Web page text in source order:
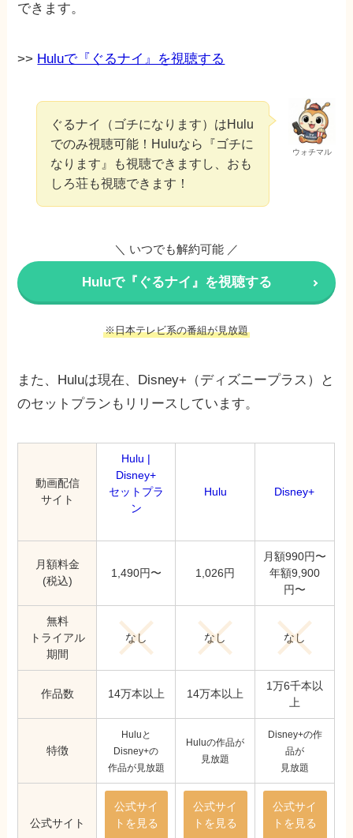
できます。
>> Huluで『ぐるナイ』を視聴する
ウォチマル
ぐるナイ（ゴチになります）はHulu
でのみ視聴可能！Huluなら『ゴチに
なります』も視聴できますし、おも
しろ荘も視聴できます！
＼ いつでも解約可能 ／
Huluで『ぐるナイ』を視聴する
※日本テレビ系の番組が見放題
また、Huluは現在、Disney+（ディズニープラス）と
のセットプランもリリースしています。
動画配信
サイト
Hulu |
Disney+
セットプラ
ン
Hulu Disney+
月額料金
(税込)
1,490円〜 1,026円
月額990円〜
年額9,900
円〜
無料
トライアル
期間
なし なし なし
作品数 14万本以上 14万本以上
1万6千本以
上
特徴
Huluと
Disney+の
作品が見放題
Huluの作品が
見放題
Disney+の作
品が
見放題
公式サイト
公式サイ
トを見る
公式サイ
トを見る
公式サイ
トを見る